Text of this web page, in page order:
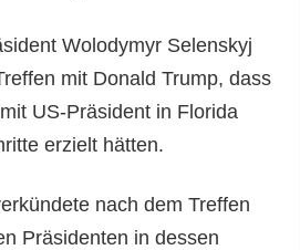
Wolodymyr Selenskyj
mit Donald Trump, dass
US-Präsident in Florida
erzielt hätten.
nach dem Treffen
Präsidenten in dessen